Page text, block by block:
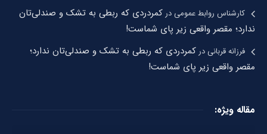
کارشناس روابط عمومیدر کمردردی که ربطی به تشک و صندلی‌تان
ندارد؛ مقصر واقعی زیر پای شماست!
فرزانه قربانیدر کمردردی که ربطی به تشک و صندلی‌تان ندارد؛
مقصر واقعی زیر پای شماست!
مقاله ویژه: